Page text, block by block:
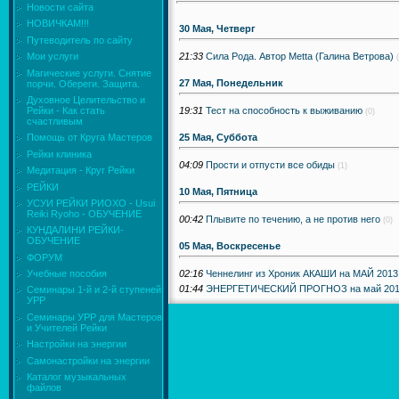
Новости сайта
НОВИЧКАМ!!!
Путеводитель по сайту
Мои услуги
Магические услуги. Снятие
порчи. Обереги. Защита.
Духовное Целительство и
Рейки - Как стать
счастливым
Помощь от Круга Мастеров
Рейки клиника
Медитация - Круг Рейки
РЕЙКИ
УСУИ РЕЙКИ РИОХО - Usui
Reiki Ryoho - ОБУЧЕНИЕ
КУНДАЛИНИ РЕЙКИ-
ОБУЧЕНИЕ
ФОРУМ
Учебные пособия
Семинары 1-й и 2-й ступеней
УРР
Семинары УРР для Мастеров
и Учителей Рейки
Настройки на энергии
Самонастройки на энергии
Каталог музыкальных
файлов
30 Мая, Четверг
21:33 Сила Рода. Автор Metta (Галина Ветрова)
27 Мая, Понедельник
19:31 Тест на способность к выживанию (0)
25 Мая, Суббота
04:09 Прости и отпусти все обиды (1)
10 Мая, Пятница
00:42 Плывите по течению, а не против него (0)
05 Мая, Воскресенье
02:16 Ченнелинг из Хроник АКАШИ на МАЙ 2013
01:44 ЭНЕРГЕТИЧЕСКИЙ ПРОГНОЗ на май 2013